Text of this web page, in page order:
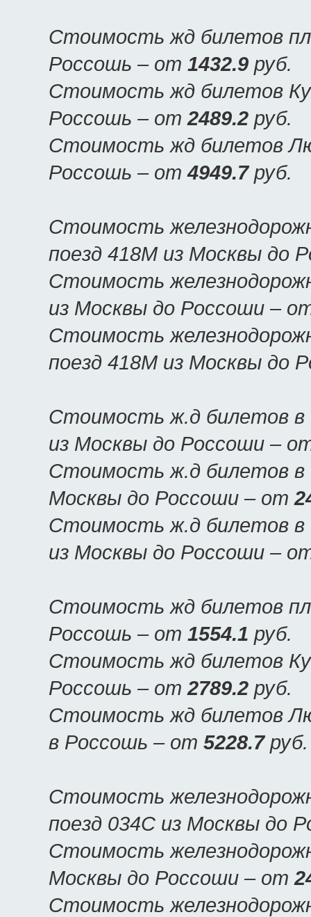
Стоимость жд билетов
Россошь – от 1432.9 руб.
Стоимость жд билетов
Россошь – от2489.2 руб.
Стоимость жд билетов
Россошь – от4949.7руб.
Стоимость
поезд 418М из Москвы до
Стоимость
из Москвы до Россоши –
Стоимость
поезд 418М из Москвы до
Стоимость ж.д билетов в
из Москвы до Россоши –
Стоимость ж.д билетов в
Москвы до Россоши – от
Стоимость ж.д билетов в
из Москвы до Россоши –
Стоимость жд билетов
Россошь – от 1554.1 руб.
Стоимость жд билетов
Россошь – от2789.2 руб.
Стоимость жд билетов
в Россошь – от 5228.7руб.
Стоимость
поезд 034С из Москвы до
Стоимость
Москвы до Россоши – от
Стоимость